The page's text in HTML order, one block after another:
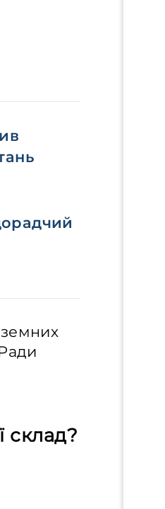
склад?